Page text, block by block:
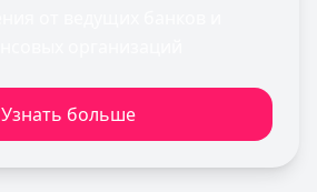
Узнать больше